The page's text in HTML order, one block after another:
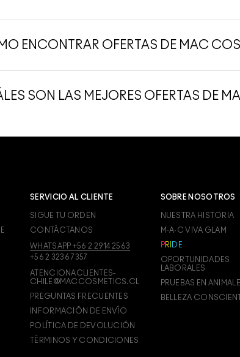
ENCONTRAR OFERTAS DE MAC
Lunes a Viernes de 9 a 19 hrs.
SON LAS MEJORES OFERTAS DE
agoten. Hay productos hasta a mitad de precio y otros
SERVICIO AL CLIENTE
SIGUE TU ORDEN
CONTÁCTANOS
WHATSAPP +56 2 2914 2563
+56 2 3236 7357
ATENCIONACLIENTES-
CHILE@MACCOSMETICS.CL
PREGUNTAS FRECUENTES
INFORMACIÓN DE ENVÍO
POLÍTICA DE DEVOLUCIÓN
TÉRMINOS Y CONDICIONES
SOBRE NOSOTROS
NUESTRA HISTORIA
M·A·C VIVA GLAM
PR D E
OPORTUNIDADES
LABORALES
PRUEBAS EN
BELLEZA